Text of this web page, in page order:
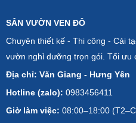
SÂN VƯỜN VEN ĐÔ
Chuyên thiết kế - Thi công - Cải
vườn nghỉ dưỡng trọn gói. Tối ưu
Địa chỉ: Văn Giang - Hưng Yên
Hotline (zalo): 0983456411
Giờ làm việc: 08:00–18:00